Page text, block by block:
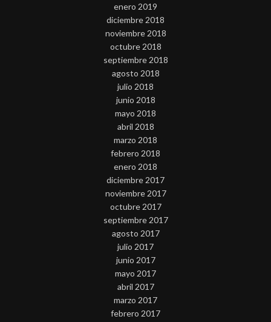
enero 2019
diciembre 2018
noviembre 2018
octubre 2018
septiembre 2018
agosto 2018
julio 2018
junio 2018
mayo 2018
abril 2018
marzo 2018
febrero 2018
enero 2018
diciembre 2017
noviembre 2017
octubre 2017
septiembre 2017
agosto 2017
julio 2017
junio 2017
mayo 2017
abril 2017
marzo 2017
febrero 2017